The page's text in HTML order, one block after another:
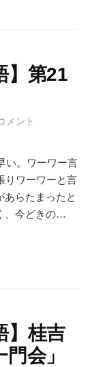
】第21
メント
い。ワーワー言
りワーワーと言
あらたまったと
、今どきの…
】桂吉
会」